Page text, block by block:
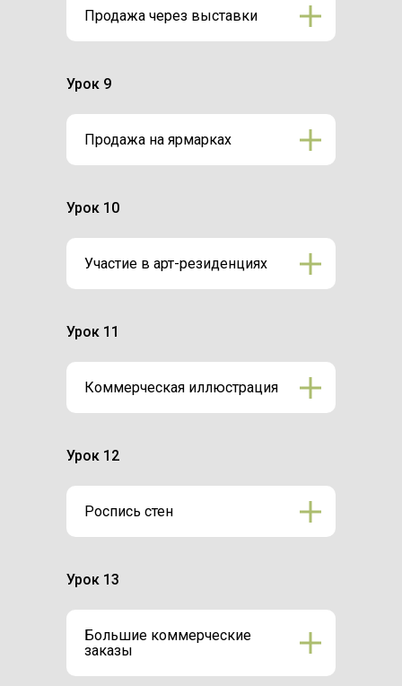
Продажа через выставки
Урок 9
Продажа на ярмарках
Урок 10
Участие в арт-резиденциях
Урок 11
Коммерческая иллюстрация
Урок 12
Роспись стен
Урок 13
Большие коммерческие
заказы